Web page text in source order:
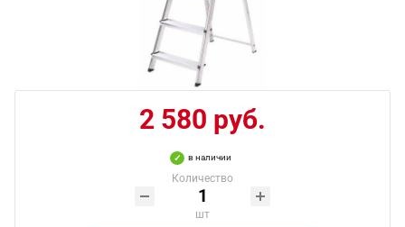
2 580 руб.
в наличии
Количество
шт